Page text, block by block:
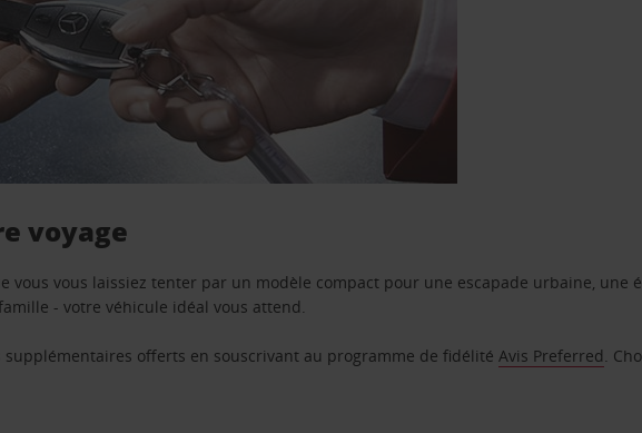
voyage
vous vous laissiez tenter par un modèle compact pour une escapade urbaine, une
- votre véhicule idéal vous attend.
supplémentaires offerts en souscrivant au programme de fidélitéAvis Preferred.